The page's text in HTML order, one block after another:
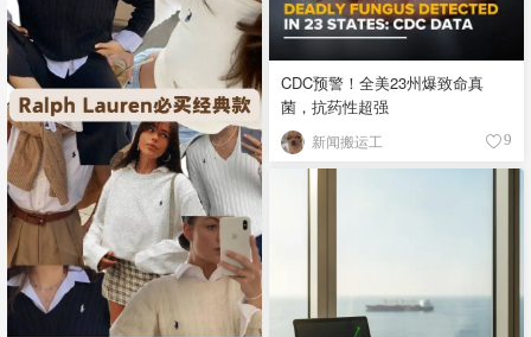
CDC预警！全美23州爆致命真
菌，抗药性超强
新闻搬运工 9